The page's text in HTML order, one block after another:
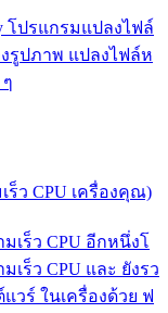
โปรแกรมแปลงไฟล์
รูปภาพ แปลงไฟล์ห
ร็ว CPU เครื่องคุณ)
เร็ว CPU อีกหนึ่งโ
ร็ว CPU และ ยังรว
วร์ ในเครื่องด้วย ฟ